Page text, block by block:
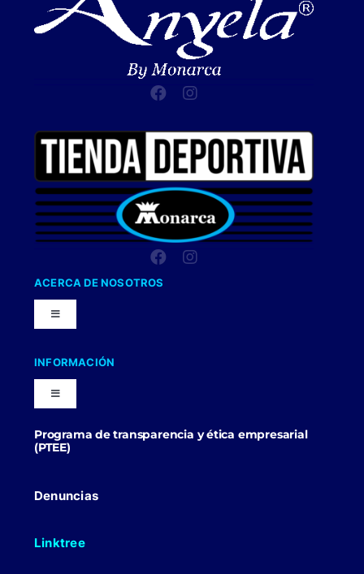
ACERCA DE NOSOTROS
Toggle
Navigation
Nuestra Compañia
Trabaja con nosotros
INFORMACIÓN
Toggle
Navigation
Blog
Politicas Comerciales
Programa de transparencia y ética empresarial
(PTEE)
Denuncias
Linktree